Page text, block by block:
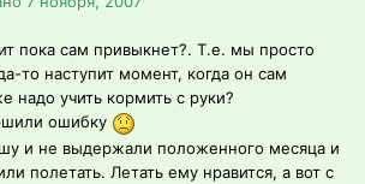
пока сам привыкнет?. Т.е. мы просто
то наступит момент, когда он сам
надо учить кормить с руки?
ошибку
и не выдержали положенного месяца и
полетать. Летать ему нравится, а вот с